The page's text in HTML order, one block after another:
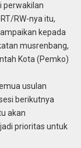
perwakilan
RW-nya itu,
kepada
musrenbang,
Kota (Pemko)
usulan
berikutnya
akan
prioritas untuk